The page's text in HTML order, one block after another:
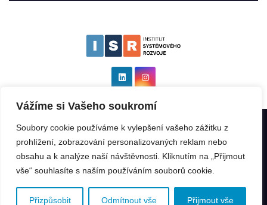
Vážíme si Vašeho soukromí
Soubory cookie používáme k vylepšení vašeho zážitku z
prohlížení, zobrazování personalizovaných reklam nebo
obsahu a k analýze naší návštěvnosti. Kliknutím na „Přijmout
vše“ souhlasíte s naším používáním souborů cookie.
Přizpůsobit Odmítnout vše Přijmout vše
Institut systémového rozvoje as ISR|Všechna práva vyhrazena: ©
2025 byKinabalu s.r.o..
ISR RatingISR GeoIndexISR ProgramFranšízantFranšízorPřednášky